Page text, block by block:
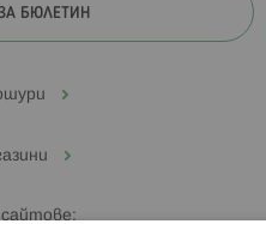
БЮЛЕТИН